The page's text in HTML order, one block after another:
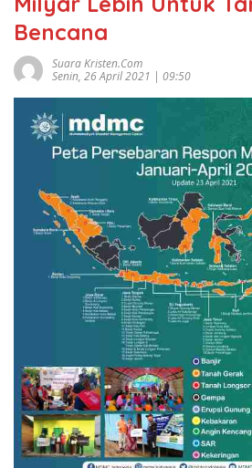
Bencana
Suara Kristen.com
Senin, 26 April 2021 | 09:50